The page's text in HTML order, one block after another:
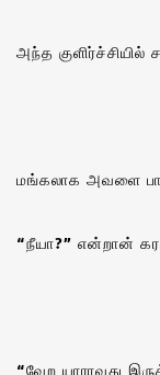
அந்த
மங்கலாக அவளை
“நீயா?” என்றான்
“வேற யாராவது